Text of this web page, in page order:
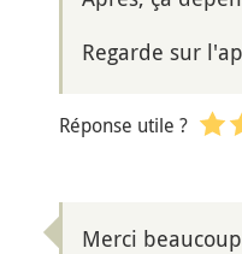
Regarde sur
Réponse utile ?
Merci